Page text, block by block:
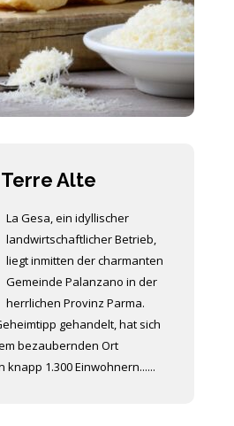
Alte
La Gesa, ein idyllischer
landwirtschaftlicher Betrieb,
liegt inmitten der charmanten
Gemeinde Palanzano in der
herrlichen Provinz Parma.
gehandelt, hat sich
bezaubernden Ort
knapp 1.300 Einwohnern......